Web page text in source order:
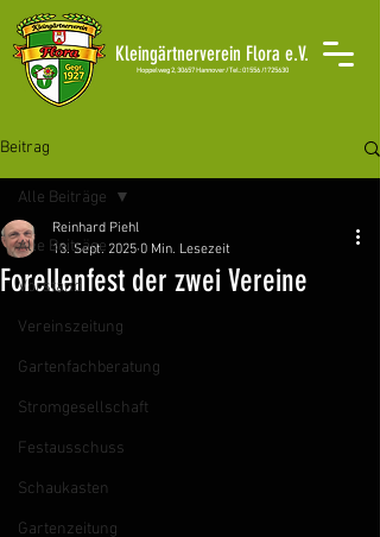
Kleingärtnerverein Flora e.V.
Hoppelweg 2, 30657 Hannover /Tel.: 01556 /1725630
Beitrag
Alle Beiträge
Vorstand
Vereinszeitung
Gartenfachberatung
Stromgesellschaft
Festausschuss
Schaukasten
Gartenzeitung
Alle Beiträge
Forellenfest der zwei Vereine
Reinhard Piehl
13. Sept. 2025 0 Min. Lesezeit